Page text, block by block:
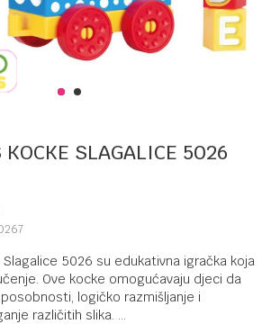
1 2
KOCKE SLAGALICE 5026
Slagalice 5026 su edukativna igračka koja
Ove kocke omogućavaju djeci da
logičko razmišljanje i
različitih slika. ...